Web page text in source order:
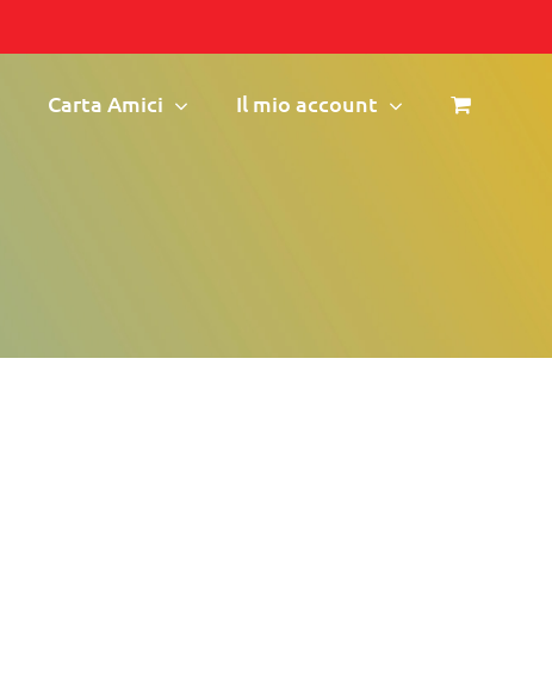
Carta Amici Il mio account